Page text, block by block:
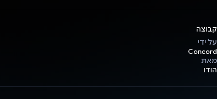
קבוצה
על ידי
Concord
מאת
הודו